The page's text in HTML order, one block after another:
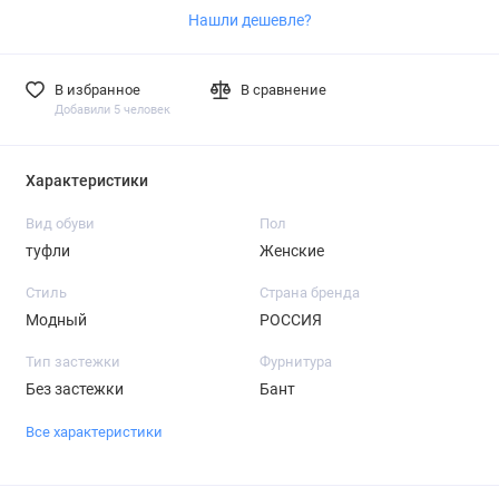
Нашли дешевле?
В избранное
Добавили 5 человек
В сравнение
Характеристики
Вид обуви
туфли
Пол
Женские
Стиль
Модный
Страна бренда
РОССИЯ
Тип застежки
Без застежки
Фурнитура
Бант
Все характеристики